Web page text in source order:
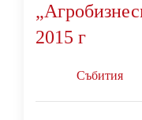
2015 г
Събития